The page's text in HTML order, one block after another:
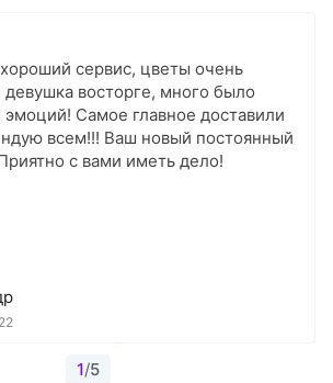
сервис, цветы очень
восторге, много было
Самое главное доставили
всем!!! Ваш новый постоянный
с вами иметь дело!
1/5